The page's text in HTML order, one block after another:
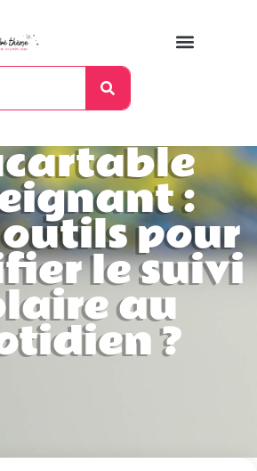
:
pour
le suivi
au
?